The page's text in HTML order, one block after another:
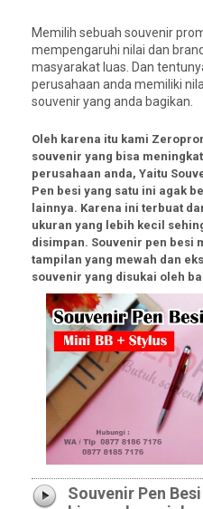
Memilih sebuah souvenir
mempengaruhi nilai dan
masyarakat luas. Dan
perusahaan anda memiliki
souvenir yang anda bagikan.
Oleh karena itu kami
souvenir yang bisa
perusahaan anda, Yaitu
Pen besi yang satu ini agak
lainnya. Karena ini terbuat
ukuran yang lebih kecil
disimpan. Souvenir pen besi
tampilan yang mewah dan
souvenir yang disukai oleh
Souvenir Pen